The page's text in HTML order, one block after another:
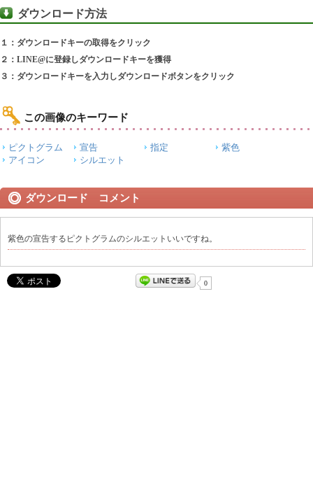
ダウンロード方法
１：ダウンロードキーの取得をクリック
２：LINE@に登録しダウンロードキーを獲得
３：ダウンロードキーを入力しダウンロードボタンをクリック
この画像のキーワード
ピクトグラム 宣告 指定
紫色
アイコン
シルエット
ダウンロード コメント
紫色の宣告するピクトグラムのシルエットいいですね。
0